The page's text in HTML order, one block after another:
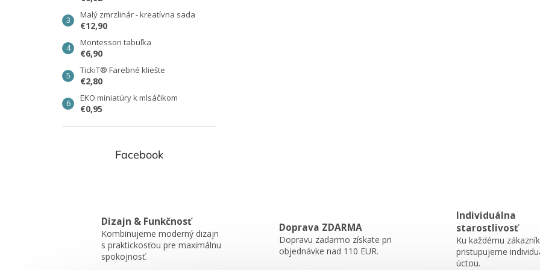
Malý zmrzlinár - kreatívna sada
€12,90
Montessori tabuľka
€6,90
TickiT® Farebné kliešte
€2,80
EKO miniatúry k mlsáčikom
€0,95
Facebook
Dizajn & Funkčnosť
Kombinujeme moderný dizajn
s praktickosťou pre maximálnu
spokojnosť.
Doprava ZDARMA
Dopravu zadarmo získate pri
objednávke nad 110 EUR.
Individuálna
starostlivosť
Ku každému
pristupujeme
úctou.